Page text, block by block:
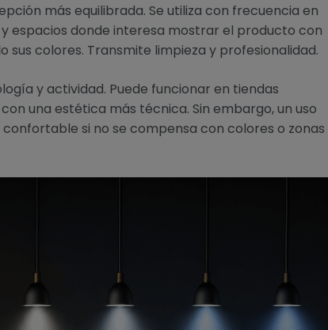
más equilibrada. Se utiliza con frecuencia en
espacios donde interesa mostrar el producto con
sus colores. Transmite limpieza y profesionalidad.
y actividad. Puede funcionar en tiendas
una estética más técnica. Sin embargo, un uso
si no se compensa con colores o zonas